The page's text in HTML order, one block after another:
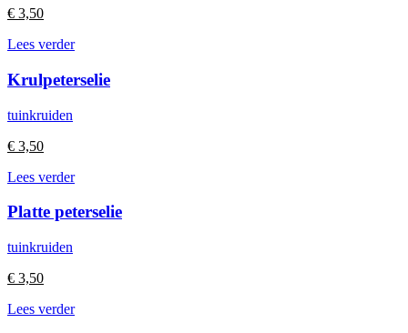
€ 3,50
Lees verder
Krulpeterselie
tuinkruiden
€ 3,50
Lees verder
Platte peterselie
tuinkruiden
€ 3,50
Lees verder